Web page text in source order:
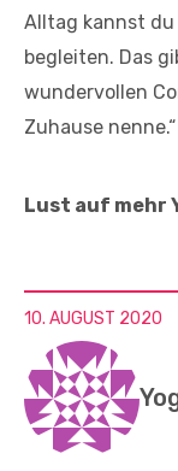
Alltag kannst du
begleiten. Das
wundervollen
Zuhause nenne.“
Lust auf mehr
10. AUGUST 2020